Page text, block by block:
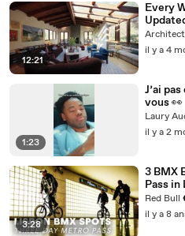
12:21
Every
il y a 4
1:23
J’ai
vous 👀
Laury
il y a 2
3:28
3 BMX
Pass in
Red Bull
il y a 8